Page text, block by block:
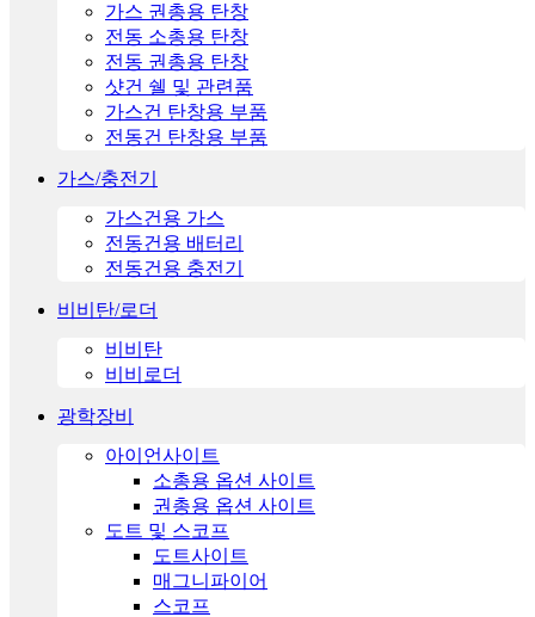
가스 권총용 탄창
전동 소총용 탄창
전동 권총용 탄창
샷건 쉘 및 관련품
가스건 탄창용 부품
전동건 탄창용 부품
가스/충전기
가스건용 가스
전동건용 배터리
전동건용 충전기
비비탄/로더
비비탄
비비로더
광학장비
아이언사이트
소총용 옵션 사이트
권총용 옵션 사이트
도트 및 스코프
도트사이트
매그니파이어
스코프